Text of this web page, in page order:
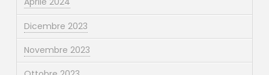
Dicembre 2023
Novembre 2023